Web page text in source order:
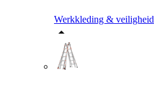
Werkkleding & veiligheid